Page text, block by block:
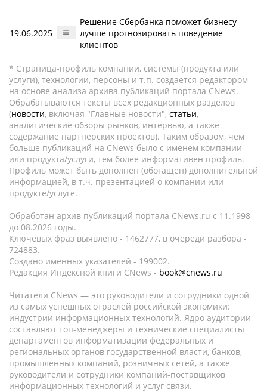
19.06.2025
Решение Сбербанка поможет бизнесу
лучше прогнозировать поведение
клиентов
* Страница-профиль компании, системы (продукта или
услуги), технологии, персоны и т.п. создается редактором
на основе анализа архива публикаций портала CNews.
Обрабатываются тексты всех редакционных разделов
(новости, включая "Главные новости", статьи,
аналитические обзоры рынков, интервью, а также
содержание партнёрских проектов). Таким образом, чем
больше публикаций на CNews было с именем компании
или продукта/услуги, тем более информативен профиль.
Профиль может быть дополнен (обогащен) дополнительной
информацией, в т.ч. презентацией о компании или
продукте/услуге.
Обработан архив публикаций портала CNews.ru c 11.1998
до 08.2026 годы.
Ключевых фраз выявлено - 1462777, в очереди разбора -
724883.
Создано именных указателей - 199002.
Редакция Индексной книги CNews - book@cnews.ru
Читатели CNews — это руководители и сотрудники одной
из самых успешных отраслей российской экономики:
индустрии информационных технологий. Ядро аудитории
составляют топ-менеджеры и технические специалисты
департаментов информатизации федеральных и
региональных органов государственной власти, банков,
промышленных компаний, розничных сетей, а также
руководители и сотрудники компаний-поставщиков
информационных технологий и услуг связи.